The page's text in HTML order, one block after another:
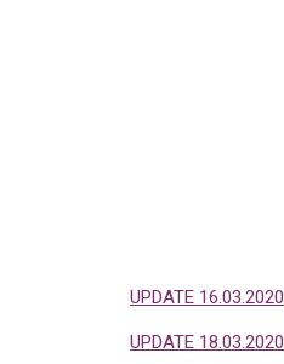
UPDATE 16.03.2020
UPDATE 18.03.2020